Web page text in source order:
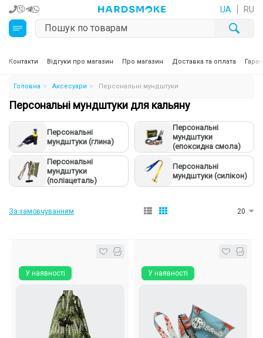
UA RU
Кальяни
Тютюн для кальяну та кальянні суміші
Чаші для кальяну
Аксесуари для кальяну
Рідини для електронних сигарет
Контакти Відгуки про магазин Про магазин Доставка та оплата
Головна Аксесуари Персональні мундштуки
Персональні мундштуки для кальяну
Персональні
мундштуки (глина)
Персональні
мундштуки
(епоксидна смола)
Персональні
мундштуки
(поліацеталь)
Персональні
мундштуки (силікон)
За замовчуванням 20
У наявності У наявності